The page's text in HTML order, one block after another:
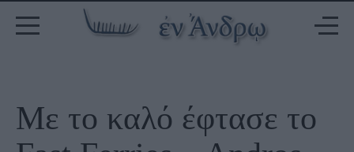
Με το καλό έφτασε το